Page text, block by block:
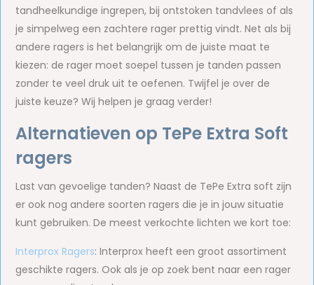
tandheelkundige ingrepen, bij ontstoken tandvlees of als
je simpelweg een zachtere rager prettig vindt. Net als bij
andere ragers is het belangrijk om de juiste maat te
kiezen: de rager moet soepel tussen je tanden passen
zonder te veel druk uit te oefenen. Twijfel je over de
juiste keuze? Wij helpen je graag verder!
Alternatieven op TePe Extra Soft
ragers
Last van gevoelige tanden? Naast de TePe Extra soft zijn
er ook nog andere soorten ragers die je in jouw situatie
kunt gebruiken. De meest verkochte lichten we kort toe:
Interprox Ragers: Interprox heeft een groot assortiment
geschikte ragers. Ook als je op zoek bent naar een rager